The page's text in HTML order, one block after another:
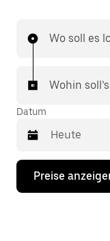
Wo soll es
Wohin
Datum
Drücke
Nach-
Preise